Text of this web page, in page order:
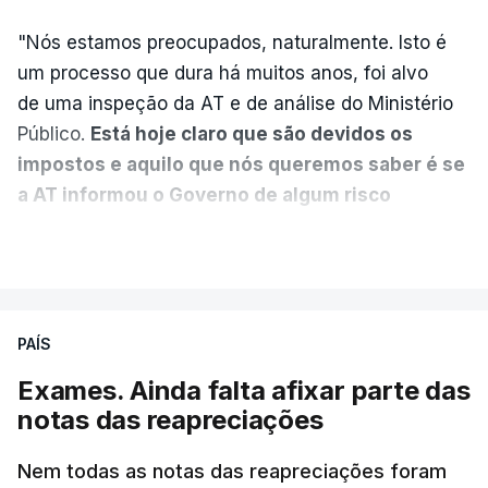
Diretor financeiro da PJ
nega que Construbarcelos
tenha feito obras na casa
onde vive
atualizado 7 Agosto 2026, 15:56
"Nós estamos preocupados, naturalmente. Isto é
um processo que dura há muitos anos, foi alvo
de uma inspeção da AT e de análise do Ministério
Público. Está hoje claro que são devidos os
impostos e aquilo que nós queremos saber é se
a AT informou o Governo de algum risco
risco de caducidade dos 335,2 milhões euros
barragens transmontanas vendidas pela EDP à
Engie, o PS questionou, através do Parlamento, o
ministro de Estado e das Finanças, Joaquim
PAÍS
Exames. Ainda falta afixar parte das
notas das reapreciações
Nem todas as notas das reapreciações foram